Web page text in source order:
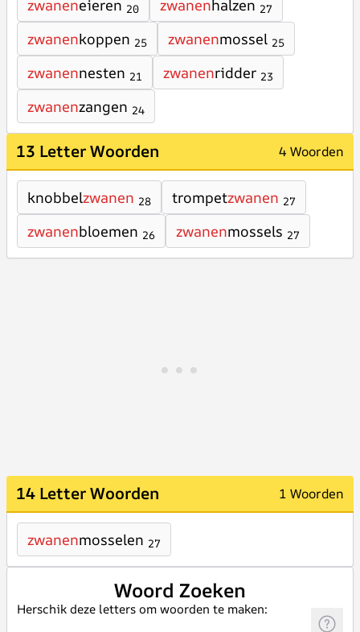
zwaneneieren 20 zwanenhalzen 27
zwanenkoppen 25 zwanenmossel 25
zwanennesten 21 zwanenridder 23
zwanenzangen 24
13 Letter Woorden 4 Woorden
knobbelzwanen 28 trompetzwanen 27
zwanenbloemen 26 zwanenmossels 27
14 Letter Woorden 1 Woorden
zwanenmosselen 27
Woord Zoeken
Herschik deze letters om woorden te maken: